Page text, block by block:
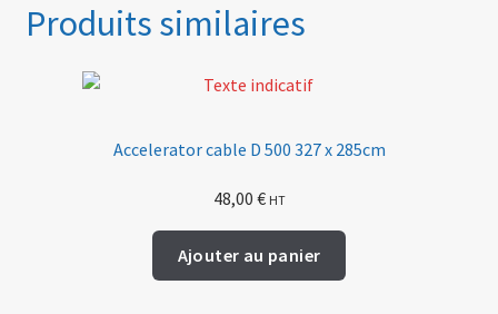
Produits similaires
Accelerator cable D 500 327 x 285cm
48,00 € HT
Ajouter au panier